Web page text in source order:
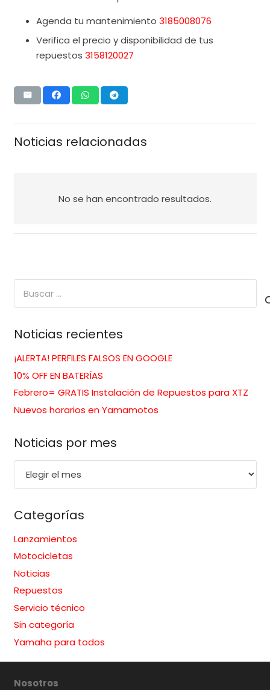
Agenda tu mantenimiento 3185008076
Verifica el precio y disponibilidad de tus
repuestos 3158120027
Noticias relacionadas
No se han encontrado resultados.
Noticias recientes
¡ALERTA! PERFILES FALSOS EN GOOGLE
10% OFF EN BATERÍAS
Febrero= GRATIS Instalación de Repuestos para XTZ
Nuevos horarios en Yamamotos
Noticias por mes
por
Categorías
Lanzamientos
Motocicletas
Noticias
Repuestos
Servicio técnico
Sin categoría
Yamaha para todos
Nosotros